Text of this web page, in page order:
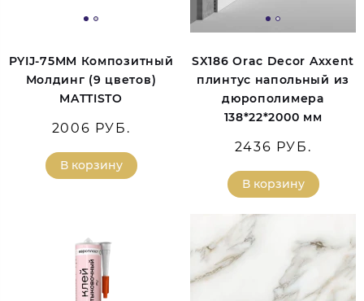
PYIJ-75MM Композитный
Молдинг (9 цветов)
MATTISTO
2006 РУБ.
В корзину
SX186 Orac Decor Axxent
плинтус напольный из
дюрополимера
138*22*2000 мм
2436 РУБ.
В корзину